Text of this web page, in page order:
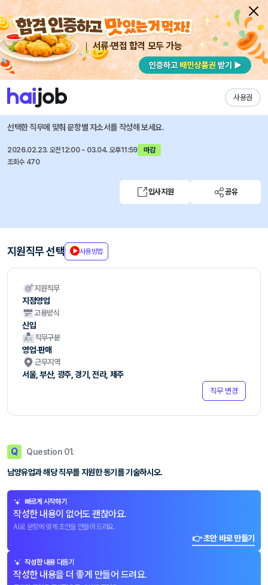
서류·면접 합격 모두 가능
사용권
채용공고 자소서 자유항목 자소서 내 작성목록
남양유업 즐겨찾기
2026 상반기 대규모 통합 채용(신입/경력)
선택한 직무에 맞춰 문항별 자소서를 작성해 보세요.
2026.02.23. 오전12:00 ~ 03.04. 오후11:59
마감
조회수 470
입사지원 공유
지원직무 선택 사용방법
지원직무
지점영업
고용방식
신입
직무구분
영업·판매
근무지역
서울, 부산, 광주, 경기, 전라, 제주
직무 변경
Q Question 01.
남양유업과 해당 직무를 지원한 동기를 기술하시오.
빠르게 시작하기
작성한 내용이 없어도 괜찮아요.
AI로 문항에 맞게 초안을 만들어 드려요.
👉 초안 바로 만들기
작성한 내용 다듬기
작성한 내용을 더 좋게 만들어 드려요.